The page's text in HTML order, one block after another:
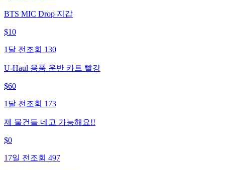
BTS MIC Drop 지갑
$10
1달 전 조회 130
U-Haul 용품 운반 카트 빨강
$60
1달 전 조회 173
제 물건들 네고 가능해요!!
$0
17일 전 조회 497